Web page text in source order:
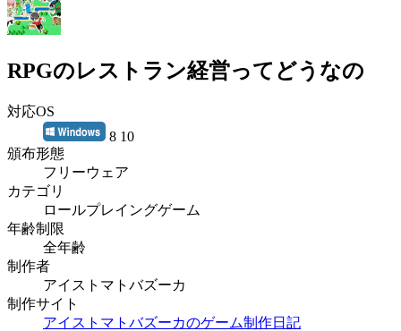
RPGのレストラン経営ってどうなの
対応OS
8 10
頒布形態
フリーウェア
カテゴリ
ロールプレイングゲーム
年齢制限
全年齢
制作者
アイストマトバズーカ
制作サイト
アイストマトバズーカのゲーム制作日記